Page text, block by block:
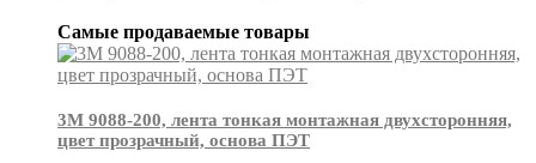
Самые продаваемые товары
3М 9088-200, лента тонкая монтажная двухсторонняя,
цвет прозрачный, основа ПЭТ